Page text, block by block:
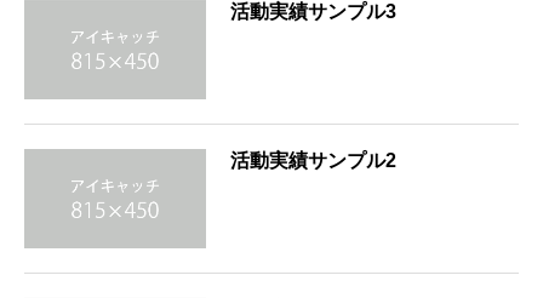
活動実績サンプル3
活動実績サンプル2